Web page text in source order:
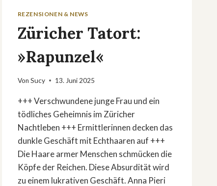
REZENSIONEN & NEWS
Züricher Tatort:
»Rapunzel«
Von Sucy 13. Juni 2025
+++ Verschwundene junge Frau und ein
tödliches Geheimnis im Züricher
Nachtleben +++ Ermittlerinnen decken das
dunkle Geschäft mit Echthaaren auf +++
Die Haare armer Menschen schmücken die
Köpfe der Reichen. Diese Absurdität wird
zu einem lukrativen Geschäft. Anna Pieri